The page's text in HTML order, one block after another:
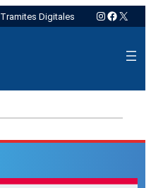
Tramites Digitales Instagram
X